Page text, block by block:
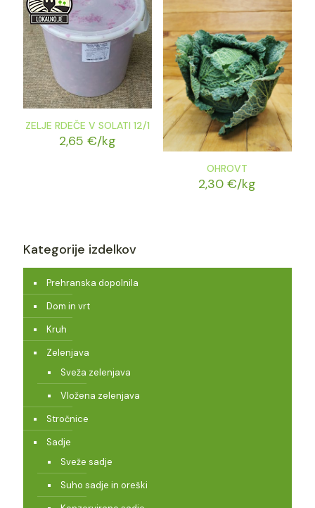
ZELJE RDEČE V SOLATI 12/1
2,65€/kg
OHROVT
2,30€/kg
Kategorije izdelkov
Prehranska dopolnila
Dom in vrt
Kruh
Zelenjava
Sveža zelenjava
Vložena zelenjava
Stročnice
Sadje
Sveže sadje
Suho sadje in oreški